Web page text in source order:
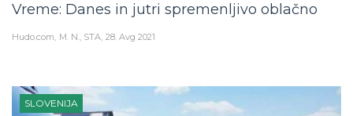
Vreme: Danes in jutri spremenljivo oblačno
Hudo.com M. N., STA 28. Avg 2021
SLOVENIJA